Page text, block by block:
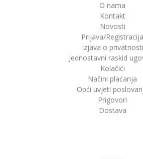
O nama
Kontakt
Novosti
Prijava/Registracija
Izjava o privatnosti
Jednostavni raskid
Kolačići
Načini plaćanja
Opći uvjeti
Prigovori
Dostava